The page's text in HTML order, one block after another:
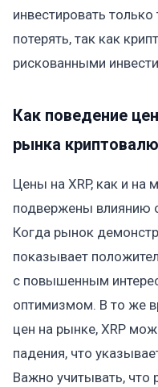
инвестировать
потерять, так как
рискованными
Как поведение
рынка
Цены на XRP, как и на
подвержены влиянию
Когда рынок
показывает
с повышенным
оптимизмом. В то же
цен на рынке, XRP
падения, что
Важно учитывать,